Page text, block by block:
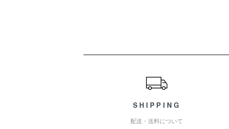
SHIPPING
配送・送料について